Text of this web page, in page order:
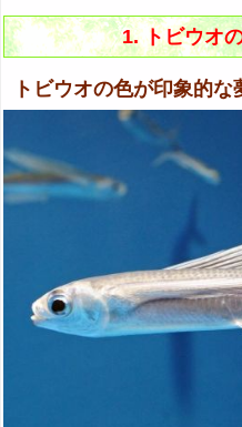
1. トビウオ
トビウオの色が印象的な